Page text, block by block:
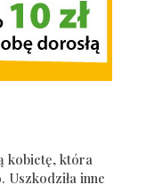
kobietę, która
Uszkodziła inne